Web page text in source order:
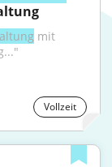
mit
Vollzeit